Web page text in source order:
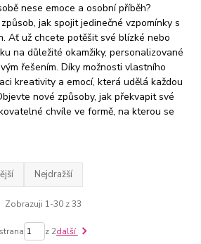
nese emoce a osobní příběh?
jak spojit jedinečné vzpomínky s
Ať už chcete potěšit své blízké nebo
na důležité okamžiky, personalizované
řešením. Díky možnosti vlastního
kreativity a emocí, která udělá každou
nové způsoby, jak překvapit své
chvíle ve formě, na kterou se
Nejdražší
Zobrazuji 1-30 z 33
strana z 2další